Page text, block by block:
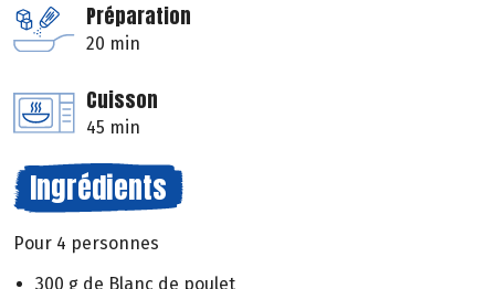
Préparation
20 min
Cuisson
45 min
Ingrédients
Pour 4 personnes
300 g de Blanc de poulet